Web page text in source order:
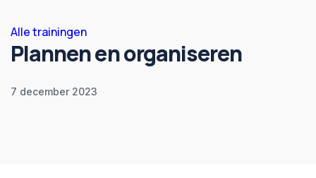
Alle trainingen
Plannen en organiseren
7 december 2023